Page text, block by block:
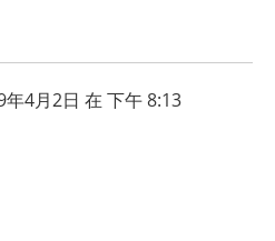
年4月2日 在 下午 8:13